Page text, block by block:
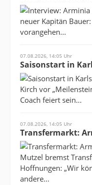
07.08.2026, 14:05 Uhr
Saisonstart in
07.08.2026, 14:05 Uhr
Transfermarkt: